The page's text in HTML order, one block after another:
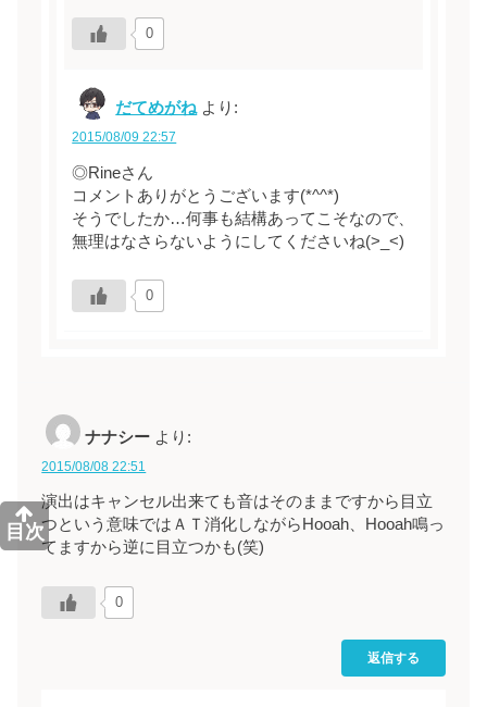
目次
0
だてめがね より:
2015/08/09 22:57
◎Rineさん
コメントありがとうございます(*^^*)
そうでしたか…何事も結構あってこそなので、
無理はなさらないようにしてくださいね(>_<)
0
ナナシー より:
2015/08/08 22:51
演出はキャンセル出来ても音はそのままですから目立
つという意味ではＡＴ消化しながらHooah、Hooah鳴っ
てますから逆に目立つかも(笑)
0
返信する